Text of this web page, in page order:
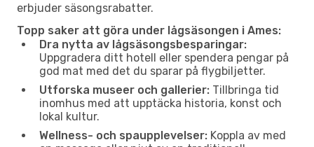
erbjuder säsongsrabatter.
Topp saker att göra under lågsäsongen i Ames:
Dra nytta av lågsäsongsbesparingar:
Uppgradera ditt hotell eller spendera pengar på
god mat med det du sparar på flygbiljetter.
Utforska museer och gallerier: Tillbringa tid
inomhus med att upptäcka historia, konst och
lokal kultur.
Wellness- och spaupplevelser: Koppla av med